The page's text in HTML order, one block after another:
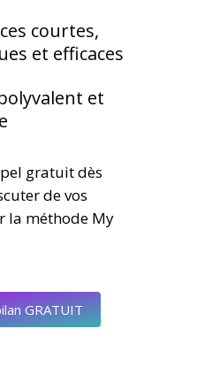
courtes,
et efficaces
et
gratuit dès
de vos
la méthode My
GRATUIT